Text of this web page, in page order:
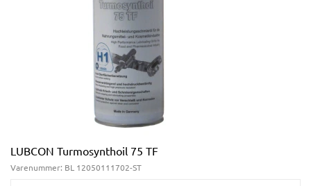
LUBCON Turmosynthoil 75 TF
Varenummer: BL 12050111702-ST